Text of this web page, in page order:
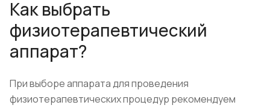
Как выбрать
физиотерапевтический
аппарат?
При выборе аппарата для проведения
физиотерапевтических процедур рекомендуем